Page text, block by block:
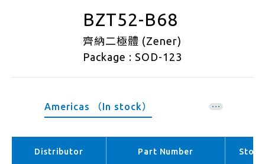
BZT52-B68
齊納二極體 (Zener)
Package : SOD-123
Americas （In stock）
APAC （In stock）
Distributor Part Number Stock